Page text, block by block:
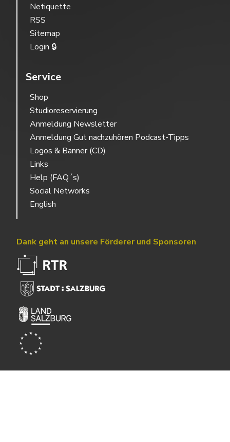
Netiquette
RSS
Sitemap
Login 🔒
Service
Shop
Studioreservierung
Anmeldung Newsletter
Anmeldung Gut nachzuhören Podcast-Tipps
Logos & Banner (CD)
Links
Help (FAQ´s)
Social Networks
English
Dank geht an unsere Förderer und Sponsoren